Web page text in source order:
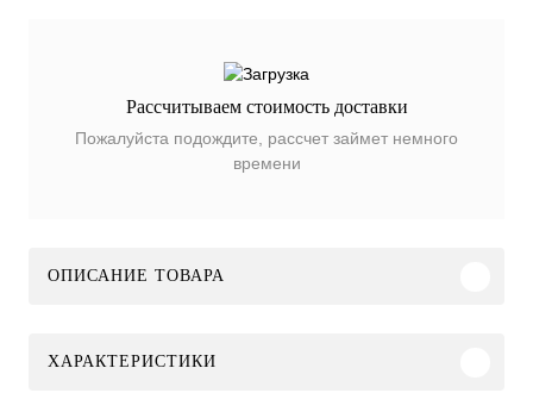
Рассчитываем стоимость доставки
Пожалуйста подождите, рассчет займет немного
времени
ОПИСАНИЕ ТОВАРА
ХАРАКТЕРИСТИКИ